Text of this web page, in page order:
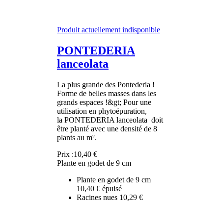
Produit actuellement indisponible
PONTEDERIA
lanceolata
La plus grande des Pontederia !
Forme de belles masses dans les
grands espaces !&gt; Pour une
utilisation en phytoépuration,
la PONTEDERIA lanceolata doit
être planté avec une densité de 8
plants au m².
Prix :10,40 €
Plante en godet de 9 cm
Plante en godet de 9 cm
10,40 € épuisé
Racines nues 10,29 €